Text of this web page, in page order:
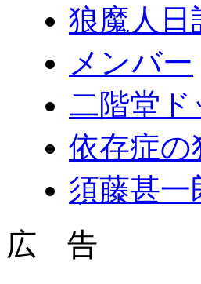
狼魔人日
メンバー
二階堂ド
依存症の
須藤甚一
広 告